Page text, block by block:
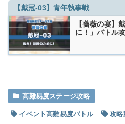
【戴冠-03】青年執事戦
【薔薇の宴】
に！」バトル
高難易度ステージ攻略
イベント高難易度バトル 攻略